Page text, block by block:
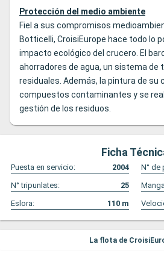
Protección del medio ambiente
Fiel a sus compromisos
Botticelli, CroisiEurope hace todo lo
impacto ecológico del crucero. El
ahorradores de agua, un sistema de
residuales. Además, la pintura de su
compuestos contaminantes y se
gestión de los residuos.
Ficha
Puesta en servicio: 2004 N° de
N° tripunlates:
25
Eslora:
110 m
La flota de